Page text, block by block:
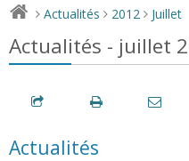
> Actualités > 2012 > Juillet
Actualités - juillet
Actualités